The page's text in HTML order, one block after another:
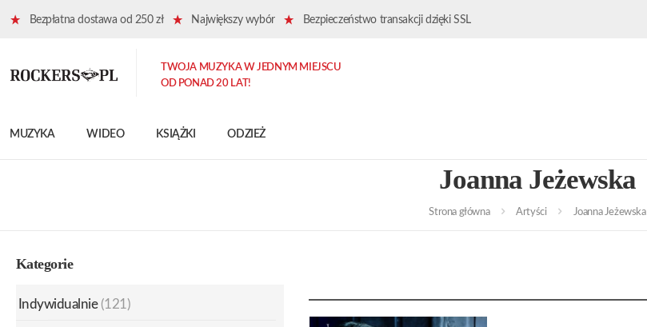
Bezpłatna dostawa od 250 zł Największy wybór Bezpieczeństwo transakcji dzięki SSL
MUZYKA WIDEO KSIĄŻKI ODZIEŻ
TWOJA MUZYKA W JEDNYM MIEJSCU
OD PONAD 20 LAT!
Joanna Jeżewska
Strona główna Artyści Joanna Jeżewska
Kategorie
Indywidualnie (121)